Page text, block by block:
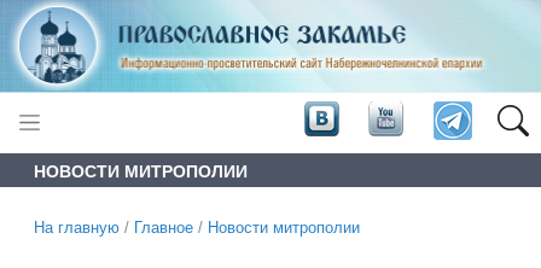
НОВОСТИ МИТРОПОЛИИ
На главную / Главное / Новости митрополии